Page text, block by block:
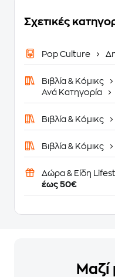
Σχετικές
Pop Culture
Βιβλία & Κόμικς
Ανά Κατηγορία
Βιβλία & Κόμικς
Βιβλία & Κόμικς
Δώρα & Είδη
έως 50€
Μαζί